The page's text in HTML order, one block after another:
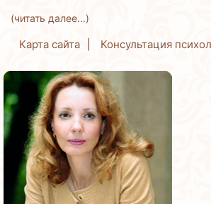
(читать далее...)
Карта сайта Консультация